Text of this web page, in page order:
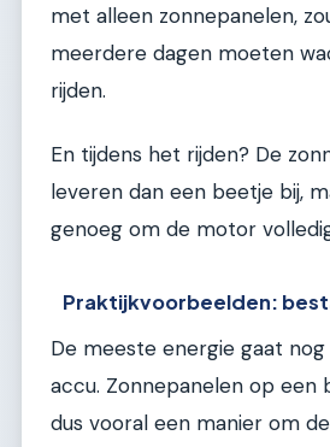
met alleen zonnepanelen,
meerdere dagen moeten
rijden.
En tijdens het rijden? De
leveren dan een beetje bij,
genoeg om de motor
Praktijkvoorbeelden:
De meeste energie gaat
accu. Zonnepanelen op een
dus vooral een manier om